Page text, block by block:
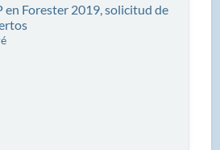
en Forester 2019, solicitud de